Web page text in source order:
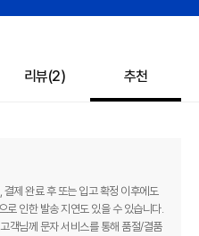
리뷰(2) 추천
제 완료 후 또는 입고 확정 이후에도
인한 발송 지연도 있을 수 있습니다.
객님께 문자 서비스를 통해 품절/결품